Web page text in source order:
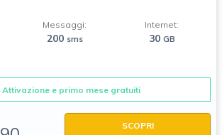
Messaggi:
200 sms
Internet:
30 GB
Attivazione e primo mese gratuiti
SCOPRI